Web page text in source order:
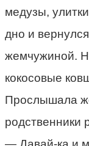
медузы,
дно и
жемчужиной.
кокосовые
Прослышала
родственники